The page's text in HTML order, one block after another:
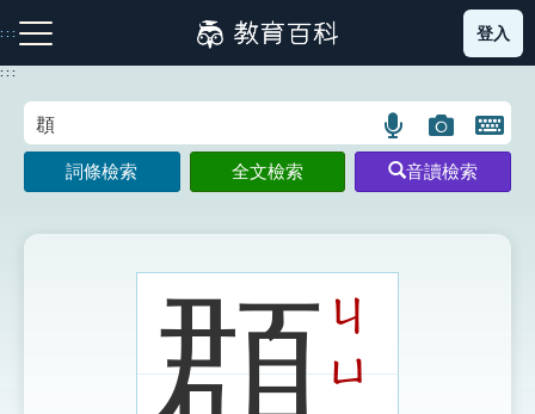
到
主
:::
注音索引圖示 筆畫索引圖示 部首索引表圖示
登入
:::
語
言
搜
示
圖
片
搜
開
鍵
圖
詞條檢索 全文檢索 音讀檢索
頵 ㄐ
ㄩ